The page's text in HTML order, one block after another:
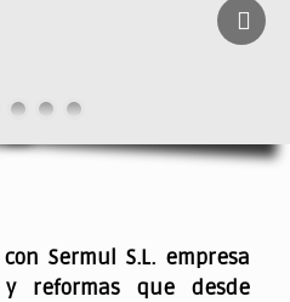
Sermul S.L. empresa
reformas que desde